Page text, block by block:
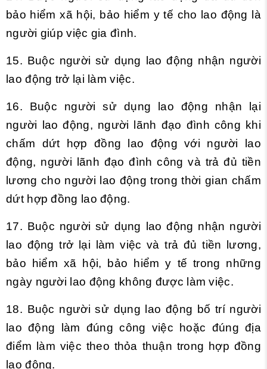
bảo hiểm xã hội, bảo hiểm y tế cho lao động là
người giúp việc gia đình.
15. Buộc người sử dụng lao động nhận người
lao động trở lại làm việc.
16. Buộc người sử dụng lao động nhận lại
người lao động, người lãnh đạo đình công khi
chấm dứt hợp đồng lao động với người lao
động, người lãnh đạo đình công và trả đủ tiền
lương cho người lao động trong thời gian chấm
dứt hợp đồng lao động.
17. Buộc người sử dụng lao động nhận người
lao động trở lại làm việc và trả đủ tiền lương,
bảo hiểm xã hội, bảo hiểm y tế trong những
ngày người lao động không được làm việc.
18. Buộc người sử dụng lao động bố trí người
lao động làm đúng công việc hoặc đúng địa
điểm làm việc theo thỏa thuận trong hợp đồng
lao động.